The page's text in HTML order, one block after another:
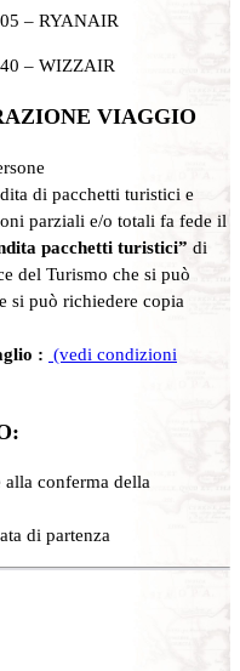
– RYANAIR
– WIZZAIR
VIAGGIO
di pacchetti turistici e
parziali e/o totali fa fede il
pacchetti turistici” di
del Turismo che si può
si può richiedere copia
: (vedi condizioni
alla conferma della
di partenza